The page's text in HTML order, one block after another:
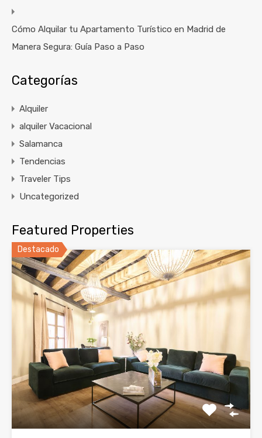
Cómo Alquilar tu Apartamento Turístico en Madrid de
Manera Segura: Guía Paso a Paso
Categorías
Alquiler
alquiler Vacacional
Salamanca
Tendencias
Traveler Tips
Uncategorized
Featured Properties
Destacado